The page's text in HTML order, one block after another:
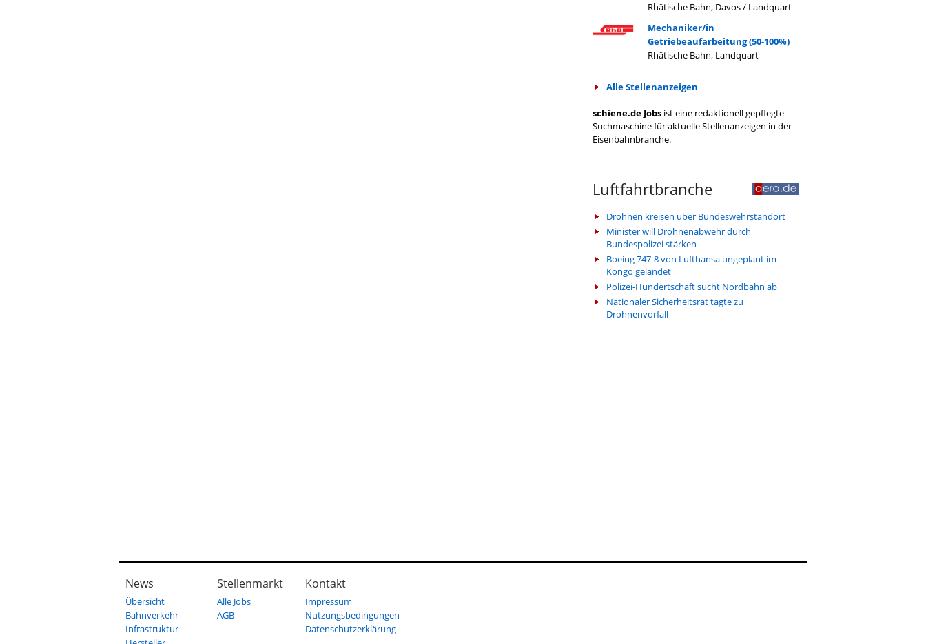
Rhätische Bahn, Davos / Landquart
Mechaniker/in
Getriebeaufarbeitung (50-100%)
Rhätische Bahn, Landquart
Alle Stellenanzeigen
schiene.de Jobs ist eine redaktionell gepflegte
Suchmaschine für aktuelle Stellenanzeigen in der
Eisenbahnbranche.
Luftfahrtbranche
Drohnen kreisen über Bundeswehrstandort
Minister will Drohnenabwehr durch
Bundespolizei stärken
Boeing 747-8 von Lufthansa ungeplant im
Kongo gelandet
Polizei-Hundertschaft sucht Nordbahn ab
Nationaler Sicherheitsrat tagte zu
Drohnenvorfall
News
Übersicht
Bahnverkehr
Infrastruktur
Stellenmarkt
Alle Jobs
AGB
Kontakt
Impressum
Nutzungsbedingungen
Datenschutzerklärung